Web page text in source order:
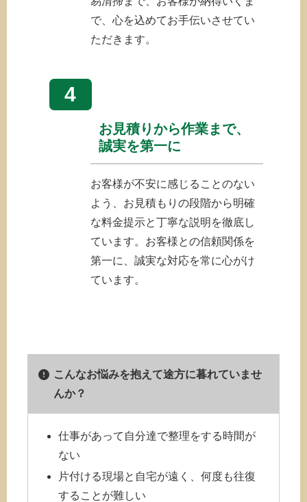
で、心を込めてお手伝いさせてい
ただきます。
4
お見積りから作業まで、
誠実を第一に
お客様が不安に感じることのない
よう、お見積もりの段階から明確
な料金提示と丁寧な説明を徹底し
ています。お客様との信頼関係を
第一に、誠実な対応を常に心がけ
ています。
こんなお悩みを抱えて途方に暮れていませ
んか？
仕事があって自分達で整理をする時間が
ない
片付ける現場と自宅が遠く、何度も往復
することが難しい